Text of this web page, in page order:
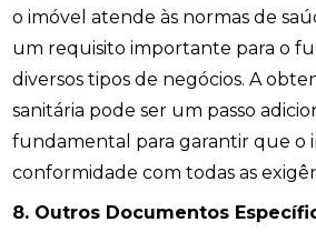
o imóvel atende às normas de
um requisito importante para o
diversos tipos de negócios. A
sanitária pode ser um passo
fundamental para garantir que o
conformidade com todas as
8. Outros Documentos